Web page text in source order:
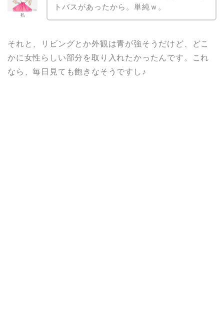
私
トバスがあったから。単純ｗ。
それと、リビングとか外観は青が強そうだけど、どこ
かに女性らしい部分を取り入れたかったんです。これ
なら、毎日見ても飽きなそうですし♪